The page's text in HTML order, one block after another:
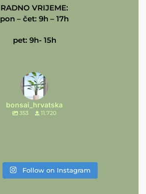
RADNO VRIJEME:
pon – čet: 9h – 17h
pet: 9h- 15h
bonsai_hrvatska
353 11.720
Follow on Instagram